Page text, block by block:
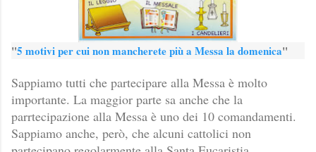
"5 motivi per cui non mancherete più a Messa la domenica"
Sappiamo tutti che partecipare alla Messa è molto
importante. La maggior parte sa anche che la
parrtecipazione alla Messa è uno dei 10 comandamenti.
Sappiamo anche, però, che alcuni cattolici non